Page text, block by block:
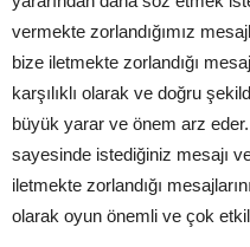
vermekte zorlandığımız
bize iletmekte zorlandığı
karşılıklı olarak ve doğru
büyük yarar ve önem arz
sayesinde istediğiniz mesajı
iletmekte zorlandığı
olarak oyun önemli ve çok